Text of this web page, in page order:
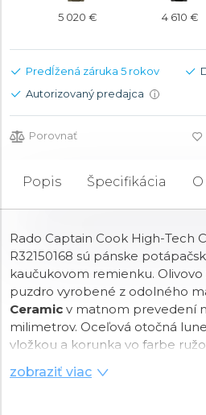
5 020 € 4 610 €
Predĺžená záruka 5 rokov
Autorizovaný predajca
i
Porovnať
Popis Špecifikácia
Rado Captain Cook High-Tech
R32150168 sú pánske
kaučukovom remienku.
puzdro vyrobené z odolného
Ceramic v matnom prevedení
milimetrov. Oceľová otočná
vložkou a korunka vo farbe
ladí s ručičkami a indexmi,
za zhoršených svetelných
zobraziť viac